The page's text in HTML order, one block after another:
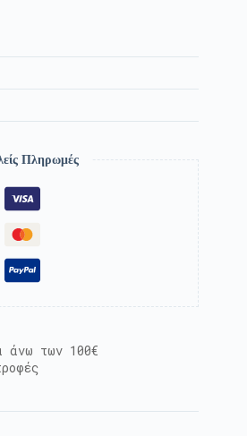
Πληρωμές
άνω των 100€